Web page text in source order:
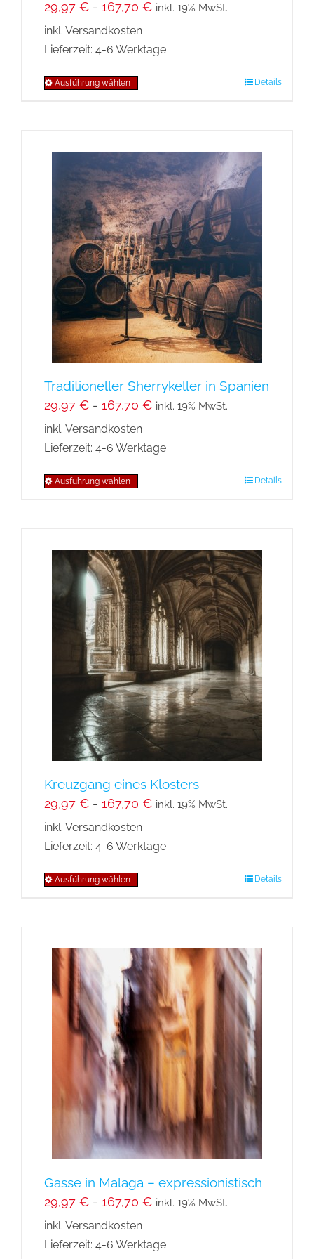
29,97 € - 167,70 € inkl. 19% MwSt.
inkl. Versandkosten
Lieferzeit: 4-6 Werktage
Ausführung wählen
mehrere
Varianten
auf.
Die
Optionen
können
auf
der
Produktseite
gewählt
werden
Details
Traditioneller Sherrykeller in Spanien
29,97 € - 167,70 € inkl. 19% MwSt.
inkl. Versandkosten
Lieferzeit: 4-6 Werktage
Ausführung wählen
mehrere
Varianten
auf.
Die
Optionen
können
auf
der
Produktseite
gewählt
werden
Details
Kreuzgang eines Klosters
29,97 € - 167,70 € inkl. 19% MwSt.
inkl. Versandkosten
Lieferzeit: 4-6 Werktage
Ausführung wählen
mehrere
Varianten
auf.
Die
Optionen
können
auf
der
Produktseite
gewählt
werden
Details
Gasse in Malaga – expressionistisch
29,97 € - 167,70 € inkl. 19% MwSt.
inkl. Versandkosten
Lieferzeit: 4-6 Werktage